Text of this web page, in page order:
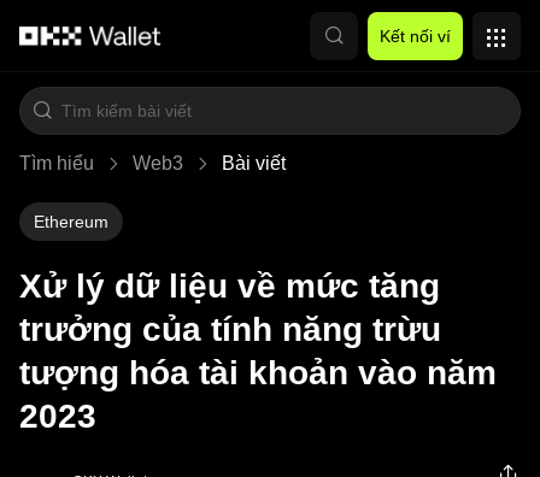
Kết nối ví
Tìm hiểu Web3 Bài viết
Ethereum
Xử lý dữ liệu về mức tăng
trưởng của tính năng trừu
tượng hóa tài khoản vào năm
2023